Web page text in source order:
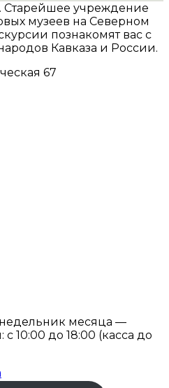
Старейшее учреждение
музеев на Северном
познакомят вас с
Кавказа и России.
67
месяца —
10:00 до 18:00 (касса до